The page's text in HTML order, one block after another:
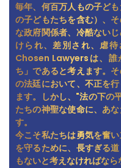
毎年、何百万人もの子ど
の子どもたちを含む）、
な政府関係者、冷酷ない
けられ、差別され、虐待
Chosen Lawyersは、誰
ち」であると考えます。
の法廷において、不正を
ます。しかし、"法の下の
たちの神聖な使命に、あ
す。
今こそ私たちは勇気を奮
を守るために、長すぎる
もないと考えなければなら